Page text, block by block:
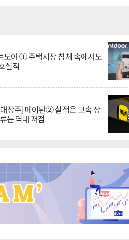
도어 ① 주택시장 침체 속에서도
실적
장주] 메이퇀② 실적은 고속 상
는 역대 저점